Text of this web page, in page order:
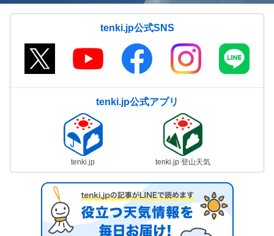
tenki.jp公式SNS
tenki.jp公式アプリ
tenki.jp tenki.jp 登山天気